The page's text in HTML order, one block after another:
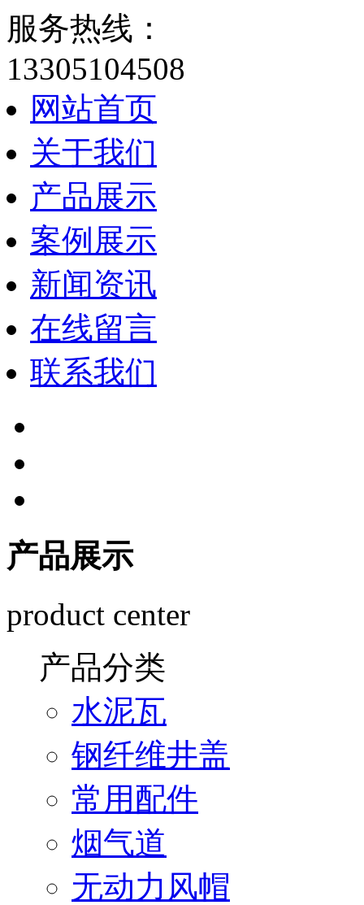
服务热线：
13305104508
网站首页
关于我们
产品展示
案例展示
新闻资讯
在线留言
联系我们
产品展示
product center
产品分类
水泥瓦
钢纤维井盖
常用配件
烟气道
无动力风帽